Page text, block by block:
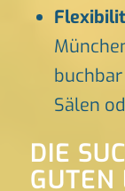
Sälen
DIE